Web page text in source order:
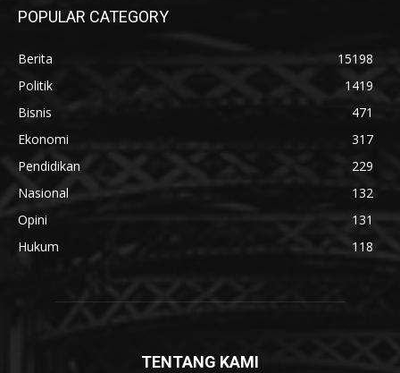
POPULAR CATEGORY
Berita
15198
Politik
1419
Bisnis
471
Ekonomi
317
Pendidikan
229
Nasional
132
Opini
131
Hukum
118
TENTANG KAMI